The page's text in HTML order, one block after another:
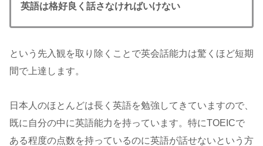
英語は格好良く話さなければいけない
という先入観を取り除くことで英会話能力は驚くほど短期
間で上達します。
日本人のほとんどは長く英語を勉強してきていますので、
既に自分の中に英語能力を持っています。特にTOEICで
ある程度の点数を持っているのに英語が話せないという方